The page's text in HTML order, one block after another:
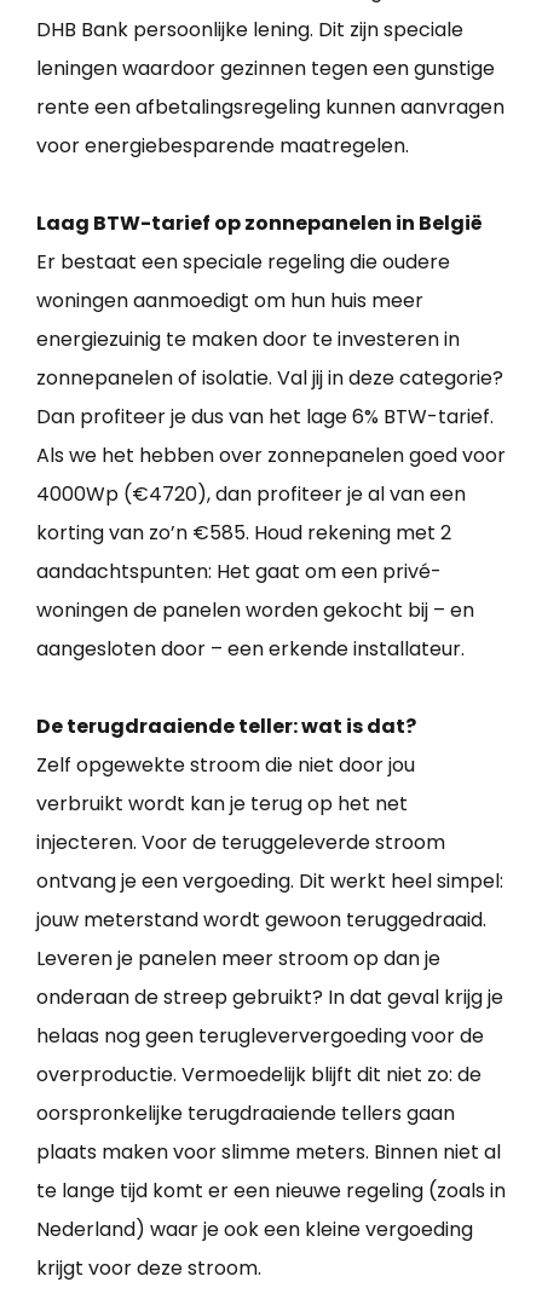
DHB Bank persoonlijke lening. Dit zijn speciale
leningen waardoor gezinnen tegen een gunstige
rente een afbetalingsregeling kunnen aanvragen
voor energiebesparende maatregelen.
Laag BTW-tarief op zonnepanelen in België
Er bestaat een speciale regeling die oudere
woningen aanmoedigt om hun huis meer
energiezuinig te maken door te investeren in
zonnepanelen of isolatie. Val jij in deze categorie?
Dan profiteer je dus van het lage 6% BTW-tarief.
Als we het hebben over zonnepanelen goed voor
4000Wp (€4720), dan profiteer je al van een
korting van zo’n €585. Houd rekening met 2
aandachtspunten: Het gaat om een privé-
woningen de panelen worden gekocht bij – en
aangesloten door – een erkende installateur.
De terugdraaiende teller: wat is dat?
Zelf opgewekte stroom die niet door jou
verbruikt wordt kan je terug op het net
injecteren. Voor de teruggeleverde stroom
ontvang je een vergoeding. Dit werkt heel simpel:
jouw meterstand wordt gewoon teruggedraaid.
Leveren je panelen meer stroom op dan je
onderaan de streep gebruikt? In dat geval krijg je
helaas nog geen terugleververgoeding voor de
overproductie. Vermoedelijk blijft dit niet zo: de
oorspronkelijke terugdraaiende tellers gaan
plaats maken voor slimme meters. Binnen niet al
te lange tijd komt er een nieuwe regeling (zoals in
Nederland) waar je ook een kleine vergoeding
krijgt voor deze stroom.